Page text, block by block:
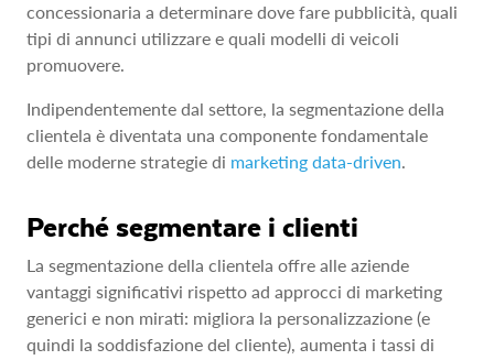
concessionaria a determinare dove fare pubblicità, quali
tipi di annunci utilizzare e quali modelli di veicoli
promuovere.
Indipendentemente dal settore, la segmentazione della
clientela è diventata una componente fondamentale
delle moderne strategie di marketing data-driven.
Perché segmentare i clienti
La segmentazione della clientela offre alle aziende
vantaggi significativi rispetto ad approcci di marketing
generici e non mirati: migliora la personalizzazione (e
quindi la soddisfazione del cliente), aumenta i tassi di